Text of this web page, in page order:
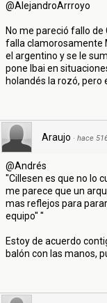
@AlejandroArrroyo
No me pareció fallo de
falla clamorosamente
el argentino y se le
pone Ibai en
holandés la rozó, pero
Araujo · hace
@Andrés
"Cillesen es que no lo
me parece que un
mas reflejos para
equipo" "
Estoy de acuerdo
balón con las manos,